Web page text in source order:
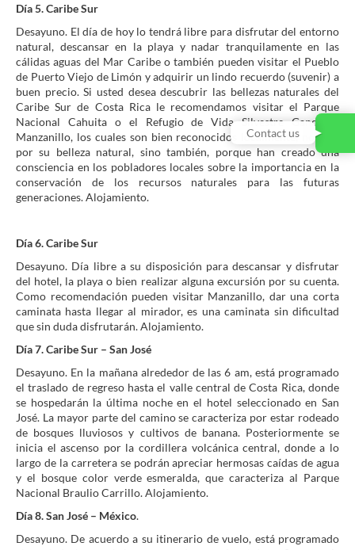
Día 5. Caribe Sur
Desayuno. El día de hoy lo tendrá libre para disfrutar del entorno
natural, descansar en la playa y nadar tranquilamente en las
cálidas aguas del Mar Caribe o también pueden visitar el Pueblo
de Puerto Viejo de Limón y adquirir un lindo recuerdo (suvenir) a
buen precio. Si usted desea descubrir las bellezas naturales del
Caribe Sur de Costa Rica le recomendamos visitar el Parque
Nacional Cahuita o el Refugio de Vida Silvestre Gandoca-
Manzanillo, los cuales son bien reconocidos localmente, no sólo
por su belleza natural, sino también, porque han creado una
consciencia en los pobladores locales sobre la importancia en la
conservación de los recursos naturales para las futuras
generaciones. Alojamiento.
Día 6. Caribe Sur
Desayuno. Día libre a su disposición para descansar y disfrutar
del hotel, la playa o bien realizar alguna excursión por su cuenta.
Como recomendación pueden visitar Manzanillo, dar una corta
caminata hasta llegar al mirador, es una caminata sin dificultad
que sin duda disfrutarán. Alojamiento.
Día 7. Caribe Sur – San José
Desayuno. En la mañana alrededor de las 6 am, está programado
el traslado de regreso hasta el valle central de Costa Rica, donde
se hospedarán la última noche en el hotel seleccionado en San
José. La mayor parte del camino se caracteriza por estar rodeado
de bosques lluviosos y cultivos de banana. Posteriormente se
inicia el ascenso por la cordillera volcánica central, donde a lo
largo de la carretera se podrán apreciar hermosas caídas de agua
y el bosque color verde esmeralda, que caracteriza al Parque
Nacional Braulio Carrillo. Alojamiento.
Día 8. San José – México.
Desayuno. De acuerdo a su itinerario de vuelo, está programado
Contact us